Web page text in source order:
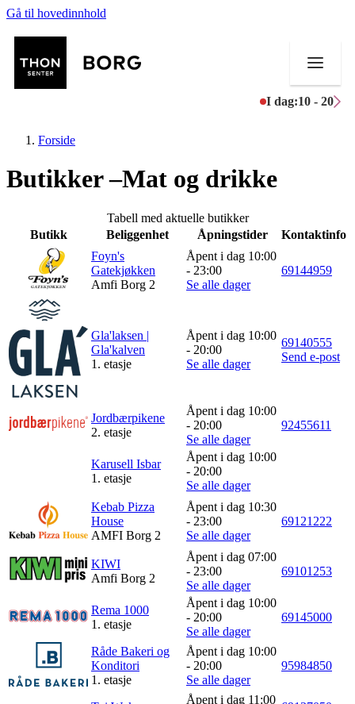
Gå til hovedinnhold
I dag:10 - 20
Mat og drikke
Aktiviteter
Tilbud
Inspirasjon
Åpningstider
Praktisk informasjon
Ledige stillinger
Magasin
Finn frem
Forside
Butikker –Mat og drikke
Tabell med aktuelle butikker
Butikk
Beliggenhet Åpningstider
Kontaktinfo
Foyn's
Gatekjøkken
Amfi Borg 2
Åpent i dag 10:00
- 23:00
Se alle dager
69144959
Gla'laksen |
Gla'kalven
1. etasje
Åpent i dag 10:00
- 20:00
Se alle dager
69140555
Send e-post
Jordbærpikene
2. etasje
Åpent i dag 10:00
- 20:00
Se alle dager
92455611
Karusell Isbar
1. etasje
Åpent i dag 10:00
- 20:00
Se alle dager
Kebab Pizza
House
AMFI Borg 2
Åpent i dag 10:30
- 23:00
Se alle dager
69121222
KIWI
Amfi Borg 2
Åpent i dag 07:00
- 23:00
Se alle dager
69101253
Rema 1000
1. etasje
Åpent i dag 10:00
- 20:00
Se alle dager
69145000
Råde Bakeri og
Konditori
1. etasje
Åpent i dag 10:00
- 20:00
Se alle dager
95984850
Åpent i dag 11:00